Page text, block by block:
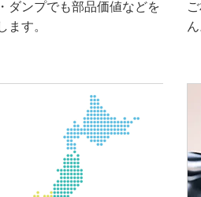
ダンプでも部品価値などを
ます。